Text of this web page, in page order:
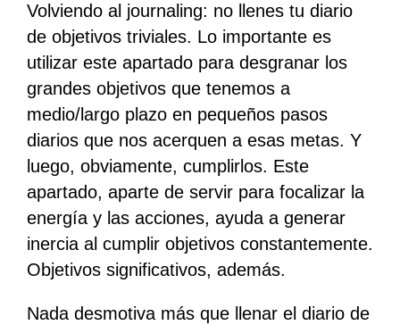
Volviendo al journaling: no llenes tu diario
de objetivos triviales. Lo importante es
utilizar este apartado para desgranar los
grandes objetivos que tenemos a
medio/largo plazo en pequeños pasos
diarios que nos acerquen a esas metas. Y
luego, obviamente, cumplirlos. Este
apartado, aparte de servir para focalizar la
energía y las acciones, ayuda a generar
inercia al cumplir objetivos constantemente.
Objetivos significativos, además.
Nada desmotiva más que llenar el diario de